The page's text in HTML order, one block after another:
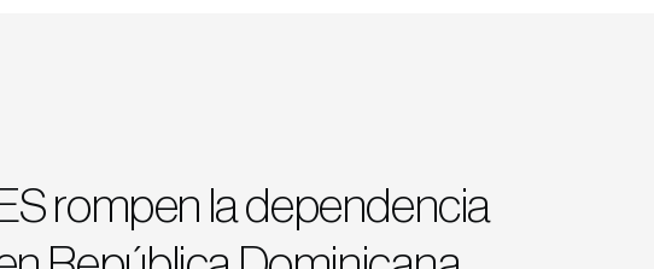
rompen la dependencia